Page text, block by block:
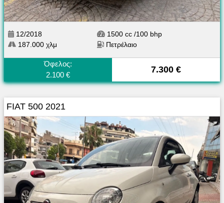
12/2018
187.000 χλμ
1500 cc /100 bhp
Πετρέλαιο
Όφελος:
2.100 €
7.300 €
FIAT 500 2021